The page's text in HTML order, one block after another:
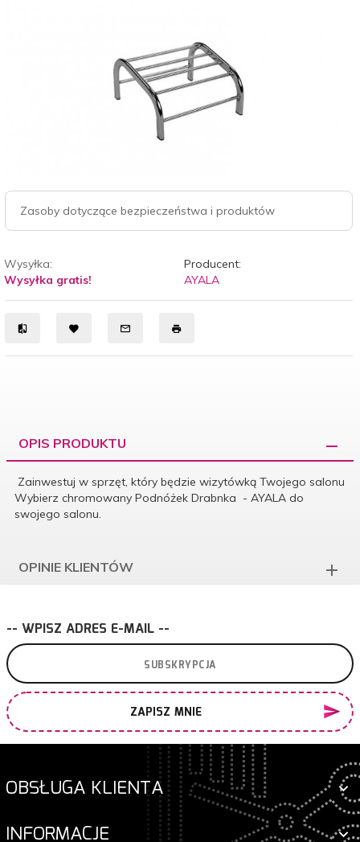
Zasoby dotyczące bezpieczeństwa i produktów
Wysyłka:
Wysyłka gratis!
Producent:
AYALA
OPIS PRODUKTU
Zainwestuj w sprzęt, który będzie wizytówką Twojego salonu
Wybierz chromowany Podnóżek Drabnka - AYALA do
swojego salonu.
OPINIE KLIENTÓW
-- WPISZ ADRES E-MAIL --
ZAPISZ MNIE
OBSŁUGA KLIENTA
INFORMACJE